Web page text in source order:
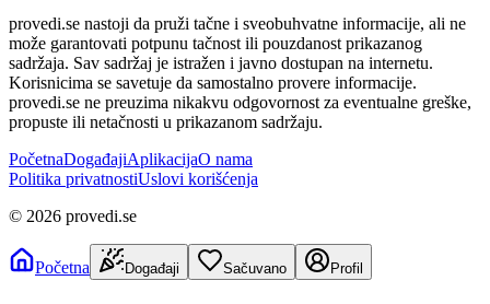
provedi.se nastoji da pruži tačne i sveobuhvatne informacije, ali ne
može garantovati potpunu tačnost ili pouzdanost prikazanog
sadržaja. Sav sadržaj je istražen i javno dostupan na internetu.
Korisnicima se savetuje da samostalno provere informacije.
provedi.se ne preuzima nikakvu odgovornost za eventualne greške,
propuste ili netačnosti u prikazanom sadržaju.
PočetnaDogađajiAplikacijaO nama
Politika privatnostiUslovi korišćenja
© 2026 provedi.se
Početna Događaji Sačuvano Profil